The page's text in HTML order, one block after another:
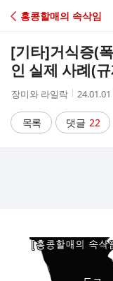
C
A
홍콩할매의 속삭임
[기타]거식증(
인 실제 사례(
작
자
장미와 라일락
작
시
간
24.01.01
목록 댓글 22